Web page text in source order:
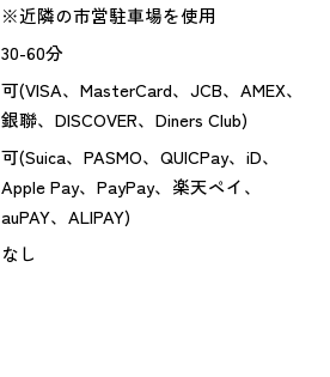
※近隣の市営駐車場を使用
30-60分
可(VISA、MasterCard、JCB、AMEX、
銀聯、DISCOVER、Diners Club)
可(Suica、PASMO、QUICPay、iD、
Apple Pay、PayPay、楽天ペイ、
auPAY、ALIPAY)
なし